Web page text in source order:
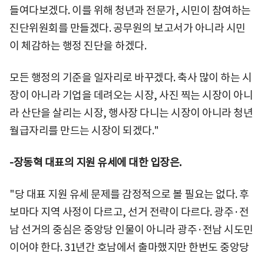
들여다보겠다. 이를 위해 청년과 전문가, 시민이 참여하는
진단위원회를 만들겠다. 공무원의 보고서가 아니라 시민
이 체감하는 행정 진단을 하겠다.
모든 행정의 기준을 일자리로 바꾸겠다. 축사 많이 하는 시
장이 아니라 기업을 데려오는 시장, 사진 찍는 시장이 아니
라 산단을 살리는 시장, 행사장 다니는 시장이 아니라 청년
월급자리를 만드는 시장이 되겠다."
-장동혁 대표의 지원 유세에 대한 입장은.
"당 대표 지원 유세 문제를 감정적으로 볼 필요는 없다. 후
보마다 지역 사정이 다르고, 선거 전략이 다르다. 광주·전
남 선거의 중심은 중앙당 인물이 아니라 광주·전남 시도민
이어야 한다. 31년간 호남에서 출마했지만 한번도 중앙당